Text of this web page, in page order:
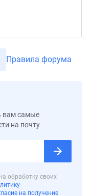
Правила форума
вам самые
на почту
обработку своих
на получение